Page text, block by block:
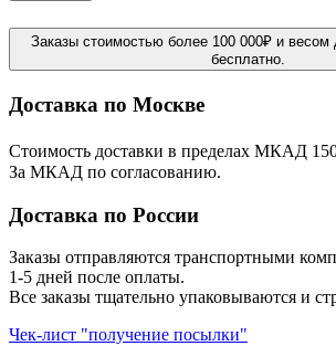
Заказы стоимостью более 100 000₽ и весом
бесплатно.
Доставка по Москве
Стоимость доставки в пределах МКАД
За МКАД по согласованию.
Доставка по России
Заказы отправляются транспортными
1-5 дней после оплаты.
Все заказы тщательно упаковываются и
Чек-лист "получение посылки"